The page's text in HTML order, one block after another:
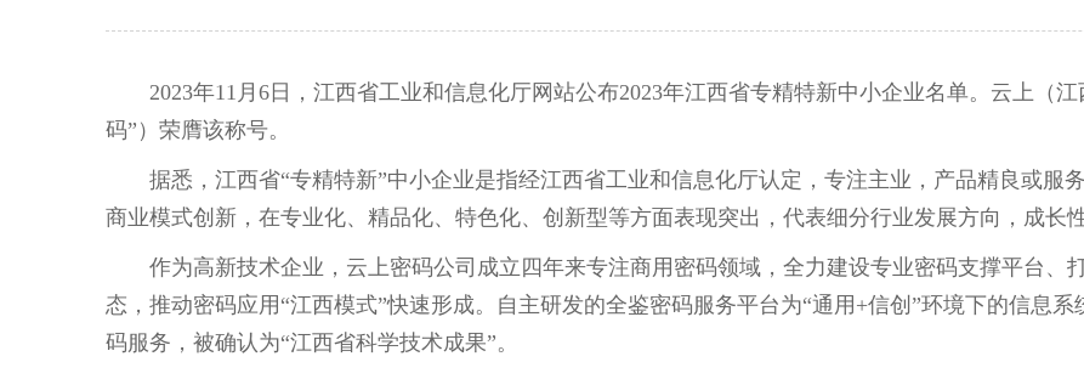
2023年11月6日，江西省工业和信息化厅网站公布2023年江西省专精特新中小企业名单。云上（
码” ）荣膺该称号。
据悉，江西省“专精特新”中小企业是指经江西省工业和信息化厅认定，专注主业，产品精良或服
商业模式创新，在专业化、精品化、特色化、创新型等方面表现突出，代表细分行业发展方向，成长
作为高新技术企业，云上密码公司成立四年来专注商用密码领域，全力建设专业密码支撑平台、
态，推动密码应用 “江西模式”快速形成。自主研发的全鉴密码服务平台为“通用+信创”环境下的信息
码服务，被确认为“江西省科学技术成果”。